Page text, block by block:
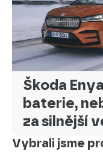
Škoda
baterie,
za silnější
Vybrali jsme